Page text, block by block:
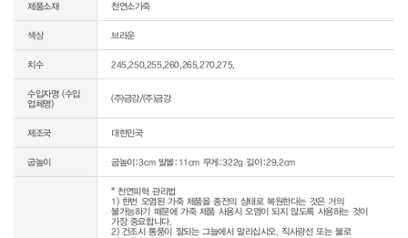
제품소재 천연소가죽
색상 브라운
치수 245,250,255,260,265,270,275,
수입자명 (수입
업체명)
(주)금강/(주)금강
제조국 대한민국
굽높이 굽높이:3cm 발볼:11cm 무게:322g 길이:29.2cm
* 천연피혁 관리법
1) 한번 오염된 가죽 제품을 종전의 상태로 복원한다는 것은 거의
불가능하기 때문에 가죽 제품 사용시 오염이 되지 않도록 사용하는 것이
가장 중요합니다.
2) 건조시 통풍이 잘되는 그늘에서 말리십시오. 직사광선 또는 불로